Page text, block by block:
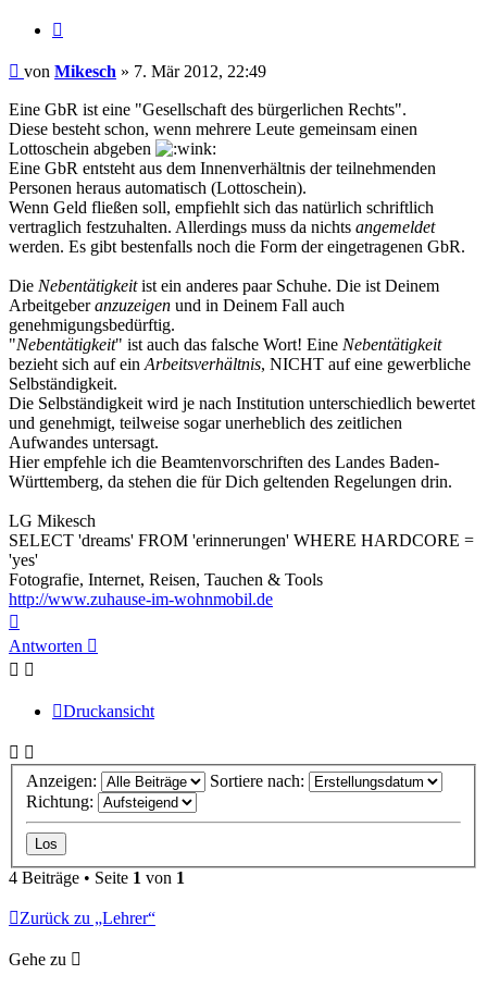
Beitrag
von Mikesch » 7. Mär 2012, 22:49
Eine GbR ist eine "Gesellschaft des bürgerlichen Rechts".
Diese besteht schon, wenn mehrere Leute gemeinsam einen
Lottoschein abgeben
Eine GbR entsteht aus dem Innenverhältnis der teilnehmenden
Personen heraus automatisch (Lottoschein).
Wenn Geld fließen soll, empfiehlt sich das natürlich schriftlich
vertraglich festzuhalten. Allerdings muss da nichts angemeldet
werden. Es gibt bestenfalls noch die Form der eingetragenen GbR.
Die Nebentätigkeitist ein anderes paar Schuhe. Die ist Deinem
Arbeitgeberanzuzeigen und in Deinem Fall auch
genehmigungsbedürftig.
"Nebentätigkeit" ist auch das falsche Wort! Eine Nebentätigkeit
bezieht sich auf ein Arbeitsverhältnis, NICHT auf eine gewerbliche
Selbständigkeit.
Die Selbständigkeit wird je nach Institution unterschiedlich bewertet
und genehmigt, teilweise sogar unerheblich des zeitlichen
Aufwandes untersagt.
Hier empfehle ich die Beamtenvorschriften des Landes Baden-
Württemberg, da stehen die für Dich geltenden Regelungen drin.
LG Mikesch
SELECT 'dreams' FROM 'erinnerungen' WHERE HARDCORE =
'yes'
Fotografie, Internet, Reisen, Tauchen & Tools
http://www.zuhause-im-wohnmobil.de
oben
Antworten
Druckansicht
Anzeigen:
Sortiere nach:
Richtung:
4 Beiträge • Seite 1 von 1
Zurück zu „Lehrer“
Gehe zu